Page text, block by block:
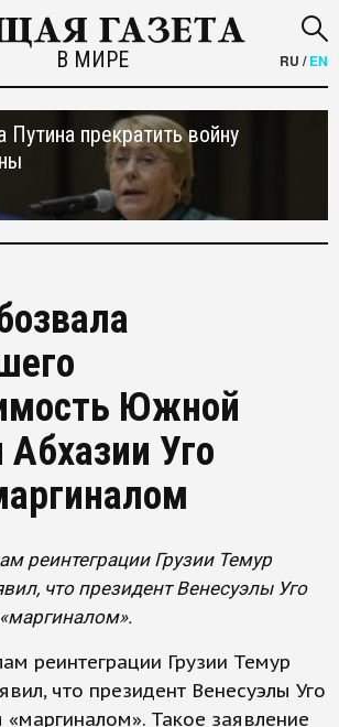
В МИРЕ RU /EN
прекратить войну
Южной
Абхазии Уго
реинтеграции Грузии Темур
что президент Венесуэлы Уго
реинтеграции Грузии Темур
что президент Венесуэлы Уго
«маргиналом». Такое заявление